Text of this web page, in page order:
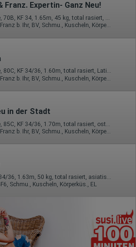
Franz. Expertin- Ganz Neu!
20 Jahre, 70B, KF 34, 1.65m, 45 kg, total rasiert, osteuropäisch
69, GF6, Franz b. Ihr, BV, Schmu., Kuscheln, Körperküs., DSa
24 Jahre, 80C, KF 34/36, 1.60m, total rasiert, Latina
in der Stadt
69, GF6, Franz b. Ihr, BV, Schmu., Kuscheln, Körperküs., DSa
70B, KF 34/36, 1.63m, 50 kg, total rasiert, asiatisch
Schmu., Kuscheln, Körperküs., EL